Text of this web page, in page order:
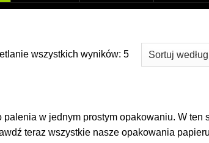
wszystkich wyników: 5Posortowane
według
w jednym prostym opakowaniu. W ten
teraz wszystkie nasze opakowania